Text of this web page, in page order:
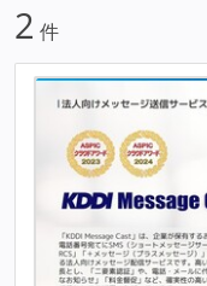
2 件